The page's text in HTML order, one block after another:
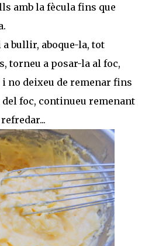
amb la fècula fins que
bullir, aboque-la, tot
torneu a posar-la al foc,
no deixeu de remenar fins
del foc, continueu remenant